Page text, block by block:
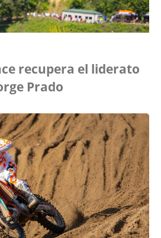
recupera el liderato
Prado